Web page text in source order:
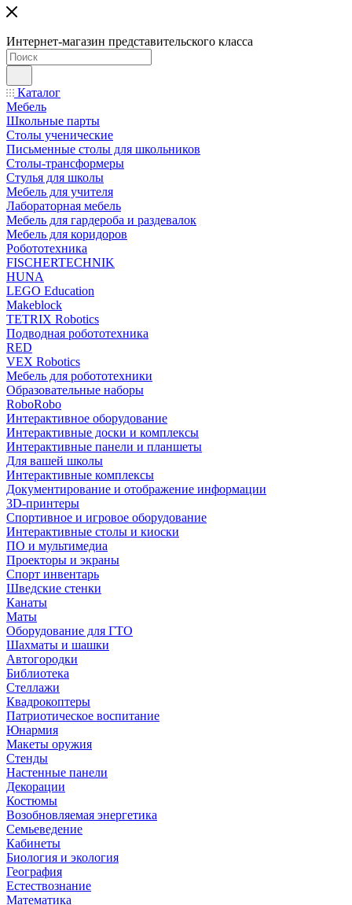
Интернет-магазин представительского класса
Каталог
Мебель
Школьные парты
Столы ученические
Письменные столы для школьников
Столы-трансформеры
Стулья для школы
Мебель для учителя
Лабораторная мебель
Мебель для гардероба и раздевалок
Мебель для коридоров
Робототехника
FISCHERTECHNIK
HUNA
LEGO Education
Makeblock
TETRIX Robotics
Подводная робототехника
RED
VEX Robotics
Мебель для робототехники
Образовательные наборы
RoboRobo
Интерактивное оборудование
Интерактивные доски и комплексы
Интерактивные панели и планшеты
Для вашей школы
Интерактивные комплексы
Документирование и отображение информации
3D-принтеры
Спортивное и игровое оборудование
Интерактивные столы и киоски
ПО и мультимедиа
Проекторы и экраны
Спорт инвентарь
Шведские стенки
Канаты
Маты
Оборудование для ГТО
Шахматы и шашки
Автогородки
Библиотека
Стеллажи
Квадрокоптеры
Патриотическое воспитание
Юнармия
Макеты оружия
Стенды
Настенные панели
Декорации
Костюмы
Возобновляемая энергетика
Семьеведение
Кабинеты
Биология и экология
География
Естествознание
Математика